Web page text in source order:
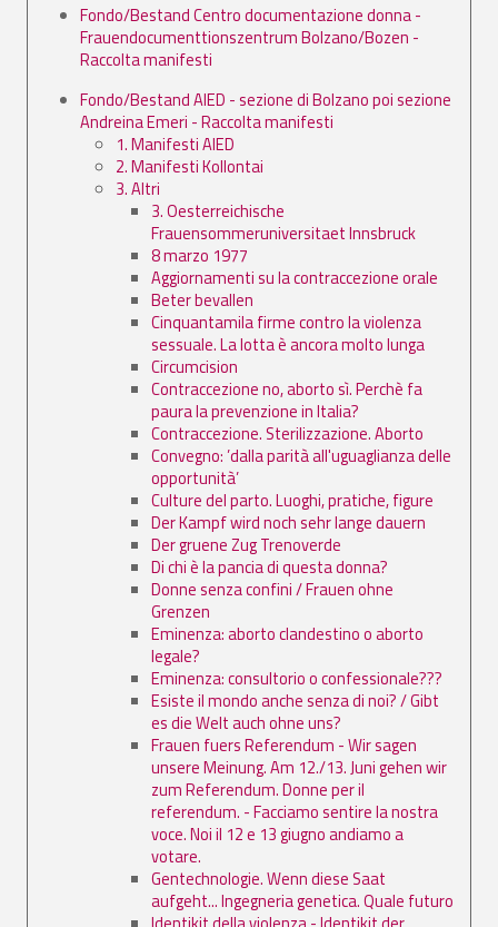
Fondo/Bestand Centro documentazione donna -
Frauendocumenttionszentrum Bolzano/Bozen -
Raccolta manifesti
Fondo/Bestand AIED - sezione di Bolzano poi sezione
Andreina Emeri - Raccolta manifesti
1. Manifesti AIED
2. Manifesti Kollontai
3. Altri
3. Oesterreichische
Frauensommeruniversitaet Innsbruck
8 marzo 1977
Aggiornamenti su la contraccezione orale
Beter bevallen
Cinquantamila firme contro la violenza
sessuale. La lotta è ancora molto lunga
Circumcision
Contraccezione no, aborto sì. Perchè fa
paura la prevenzione in Italia?
Contraccezione. Sterilizzazione. Aborto
Convegno: ’dalla parità all'uguaglianza delle
opportunità’
Culture del parto. Luoghi, pratiche, figure
Der Kampf wird noch sehr lange dauern
Der gruene Zug Trenoverde
Di chi è la pancia di questa donna?
Donne senza confini / Frauen ohne
Grenzen
Eminenza: aborto clandestino o aborto
legale?
Eminenza: consultorio o confessionale???
Esiste il mondo anche senza di noi? / Gibt
es die Welt auch ohne uns?
Frauen fuers Referendum - Wir sagen
unsere Meinung. Am 12./13. Juni gehen wir
zum Referendum. Donne per il
referendum. - Facciamo sentire la nostra
voce. Noi il 12 e 13 giugno andiamo a
votare.
Gentechnologie. Wenn diese Saat
aufgeht... Ingegneria genetica. Quale futuro